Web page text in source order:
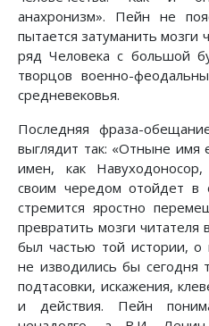
анахронизм». Пейн не
пытается затуманить мозги
ряд Человека с
творцов военно-
средневековья.
Последняя фраза-
выглядит так: «Отныне имя
имен, как
своим чередом отойдет в
стремится яростно
превратить мозги
был частью той истории, о
не изводились бы сегодня
подтасовки, искажения,
и действия. Пейн